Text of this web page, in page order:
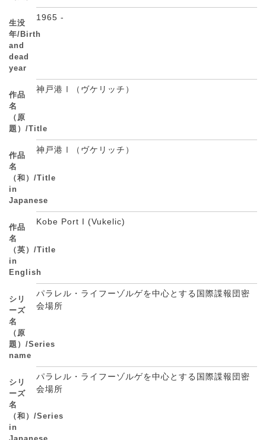
生没
年/Birth
and
dead
year
1965 -
作品
名
（原
題）/Title
神戸港Ⅰ（ヴケリッチ）
作品
名
（和）/Title
in
Japanese
神戸港Ⅰ（ヴケリッチ）
作品
名
（英）/Title
in
English
Kobe Port I (Vukelic)
シリ
ーズ
名
（原
題）/Series
name
パラレル・ライフーゾルゲを中心とする国際諜報団密
会場所
シリ
ーズ
名
（和）/Series
in
パラレル・ライフーゾルゲを中心とする国際諜報団密
会場所